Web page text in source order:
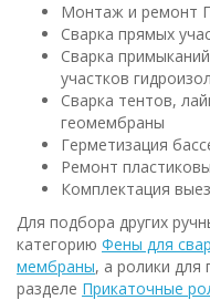
Монтаж и ремонт
Сварка прямых
Сварка
участков
Сварка тентов,
геомембраны
Герметизация
Ремонт
Комплектация
Для подбора других
категорию Фены для
мембраны, а ролики для
разделе Прикаточные